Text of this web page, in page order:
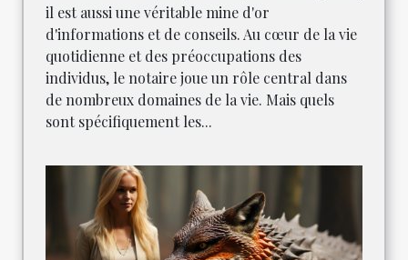
il est aussi une véritable mine d'or
d'informations et de conseils. Au cœur de la vie
quotidienne et des préoccupations des
individus, le notaire joue un rôle central dans
de nombreux domaines de la vie. Mais quels
sont spécifiquement les...